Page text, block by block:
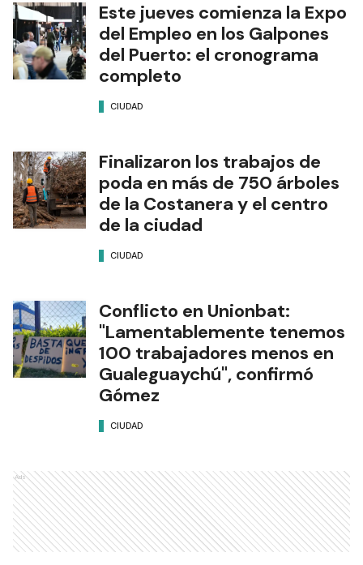
Este jueves comienza la Expo
del Empleo en los Galpones
del Puerto: el cronograma
completo
CIUDAD
Finalizaron los trabajos de
poda en más de 750 árboles
de la Costanera y el centro
de la ciudad
CIUDAD
Conflicto en Unionbat:
"Lamentablemente tenemos
100 trabajadores menos en
Gualeguaychú", confirmó
Gómez
CIUDAD
Ads